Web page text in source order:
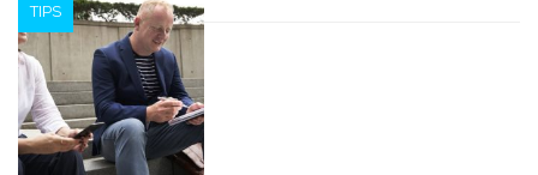
TIPS